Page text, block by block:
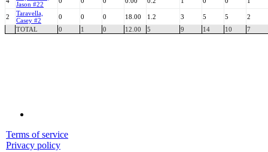
Jason #22
2
Taravella,
Casey #2
0 0 0 18.00 1.2 3 5 5
2
TOTAL
0 1 0 12.00 5 9 14 10 7
Terms of service
Privacy policy